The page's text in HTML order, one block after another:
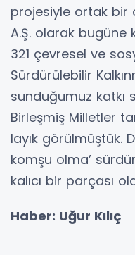
projesiyle ortak bir
A.Ş. olarak
321 çevresel ve
Sürdürülebilir
sunduğumuz katkı
Birleşmiş Milletler
layık görülmüştük.
komşu olma’
kalıcı bir parçası
Haber: Uğur Kılıç